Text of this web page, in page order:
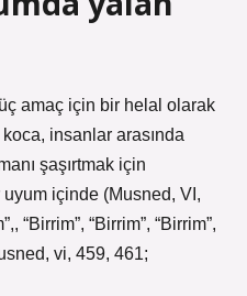
amaç için bir helal olarak
insanlar arasında
şaşırtmak için
içinde (Musned, VI,
“Birrim”, “Birrim”, “Birrim”,
vi, 459, 461;